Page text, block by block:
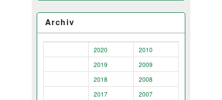
Archiv
2020
2010
2019
2009
2018
2008
2017
2007